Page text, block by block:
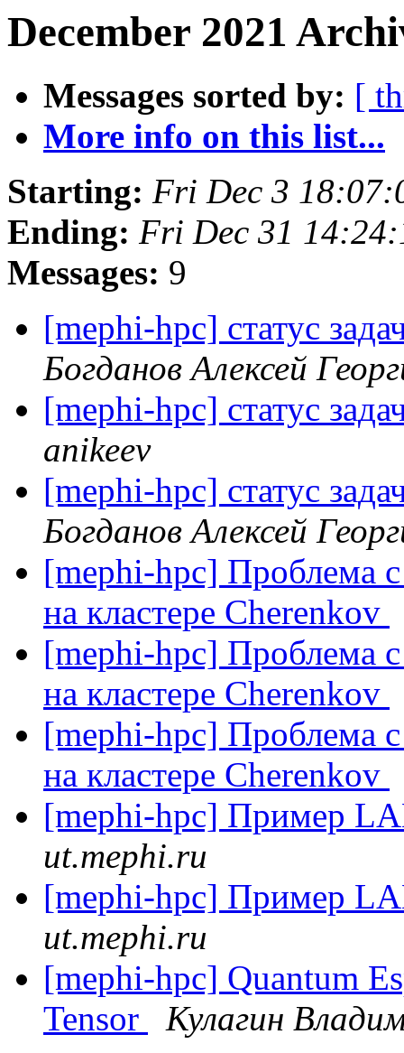
December 2021
Messages sorted by: [
More info on this list...
Starting: Fri Dec 3
Ending: Fri Dec 31
Messages: 9
[mephi-hpc] статус
Богданов Алексей
[mephi-hpc] статус
anikeev
[mephi-hpc] статус
Богданов Алексей
[mephi-hpc] Проблема с
на кластере Cherenkov
[mephi-hpc] Проблема с
на кластере Cherenkov
[mephi-hpc] Проблема с
на кластере Cherenkov
[mephi-hpc] Пример
ut.mephi.ru
[mephi-hpc] Пример
ut.mephi.ru
[mephi-hpc] Quantum
Tensor
Кулагин